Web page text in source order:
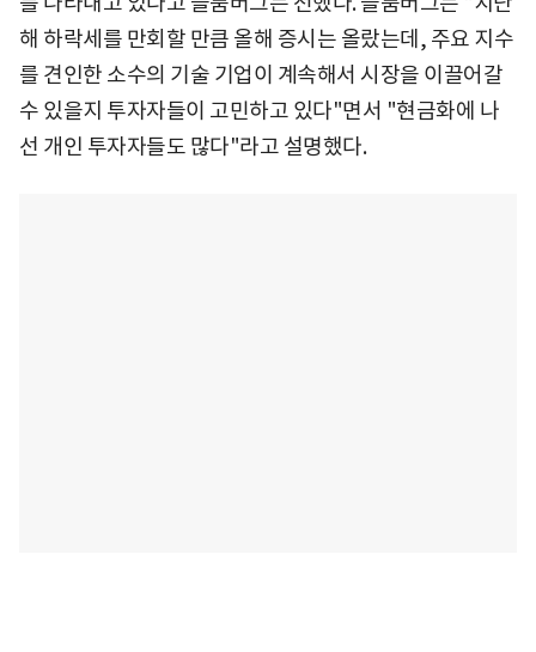
해 하락세를 만회할 만큼 올해 증시는 올랐는데, 주요 지수
를 견인한 소수의 기술 기업이 계속해서 시장을 이끌어갈
수 있을지 투자자들이 고민하고 있다"면서 "현금화에 나
선 개인 투자자들도 많다"라고 설명했다.